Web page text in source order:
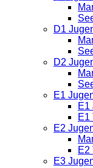
D1
D2
E1
E1
E1
E2
E2
E3